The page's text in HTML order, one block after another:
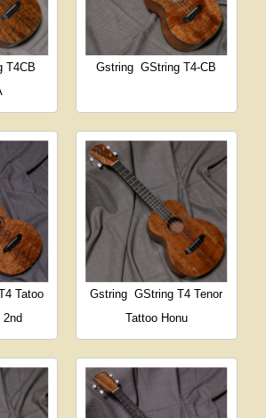
T4CB
Gstring GString T4-CB
Tatoo
Gstring GString T4 Tenor
Tattoo Honu